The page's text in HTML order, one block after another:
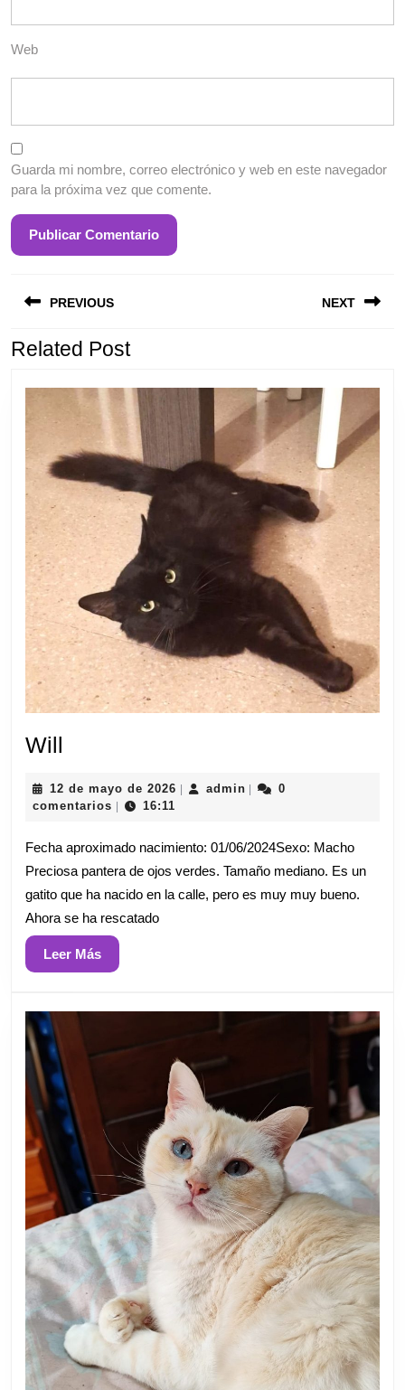
Web
Guarda mi nombre, correo electrónico y web en este navegador
para la próxima vez que comente.
de
entradas
PREVIOUS NEXT
Related Post
Will
12 de mayo de 2026 12
de
2026
adminadmin
0
comentarios
16:11
Fecha aproximado nacimiento: 01/06/2024Sexo: Macho
Preciosa pantera de ojos verdes. Tamaño mediano. Es un
gatito que ha nacido en la calle, pero es muy muy bueno.
Ahora se ha rescatado
Leer MásLeer
Más